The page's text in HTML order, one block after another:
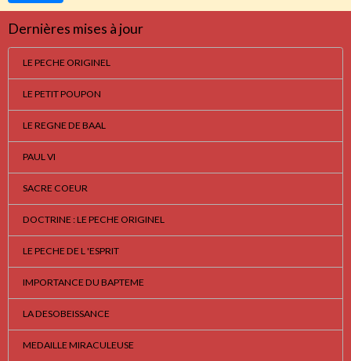
Dernières mises à jour
LE PECHE ORIGINEL
LE PETIT POUPON
LE REGNE DE BAAL
PAUL VI
SACRE COEUR
DOCTRINE : LE PECHE ORIGINEL
LE PECHE DE L 'ESPRIT
IMPORTANCE DU BAPTEME
LA DESOBEISSANCE
MEDAILLE MIRACULEUSE